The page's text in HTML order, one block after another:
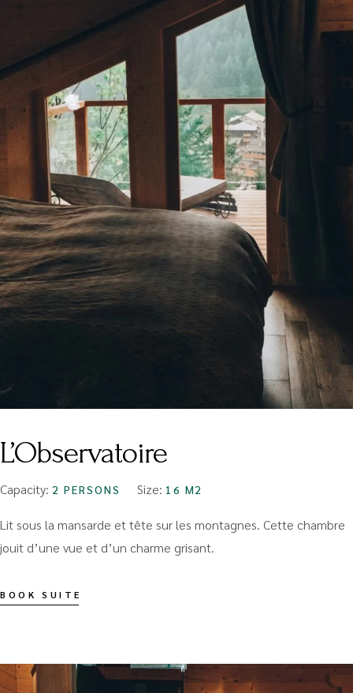
L’Observatoire
Capacity: 2 PERSONS Size: 16 M2
Lit sous la mansarde et tête sur les montagnes. Cette chambre
jouit d’une vue et d’un charme grisant.
BOOK SUITE